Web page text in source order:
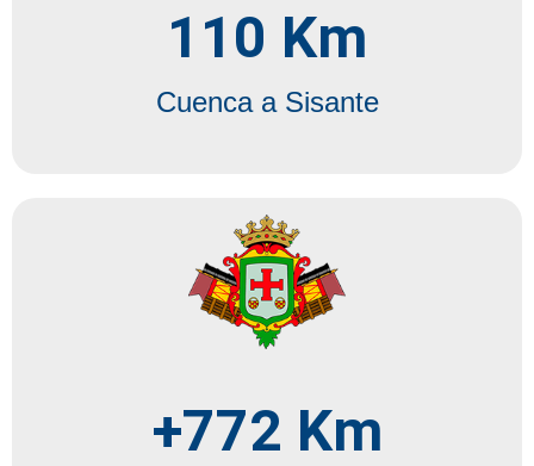
Cuenca a Sisante
110 Km
+772 Km